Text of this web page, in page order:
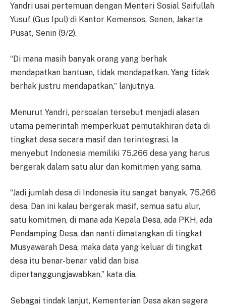
Yandri usai pertemuan dengan Menteri Sosial Saifullah
Yusuf (Gus Ipul) di Kantor Kemensos, Senen, Jakarta
Pusat, Senin (9/2).
“Di mana masih banyak orang yang berhak
mendapatkan bantuan, tidak mendapatkan. Yang tidak
berhak justru mendapatkan,” lanjutnya.
Menurut Yandri, persoalan tersebut menjadi alasan
utama pemerintah memperkuat pemutakhiran data di
tingkat desa secara masif dan terintegrasi. Ia
menyebut Indonesia memiliki 75.266 desa yang harus
bergerak dalam satu alur dan komitmen yang sama.
“Jadi jumlah desa di Indonesia itu sangat banyak, 75.266
desa. Dan ini kalau bergerak masif, semua satu alur,
satu komitmen, di mana ada Kepala Desa, ada PKH, ada
Pendamping Desa, dan nanti dimatangkan di tingkat
Musyawarah Desa, maka data yang keluar di tingkat
desa itu benar-benar valid dan bisa
dipertanggungjawabkan,” kata dia.
Sebagai tindak lanjut, Kementerian Desa akan segera